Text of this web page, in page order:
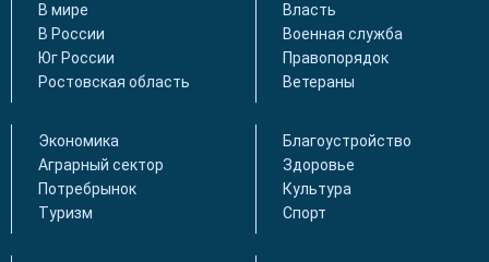
В мире
В России
Юг России
Ростовская область
Власть
Военная служба
Правопорядок
Ветераны
Экономика
Аграрный сектор
Потребрынок
Туризм
Благоустройство
Здоровье
Культура
Спорт